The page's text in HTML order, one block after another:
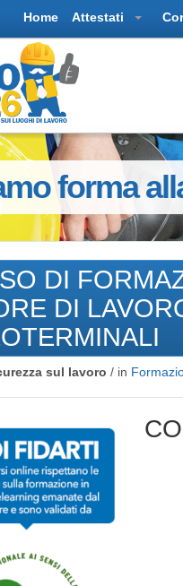
Home Attestati
forma
DI
DI
sul lavoro / in